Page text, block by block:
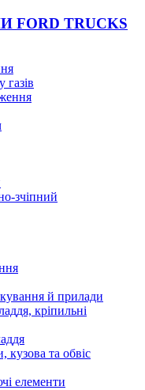
TRUCKS
газів
зчіпний
й прилади
кріпильні
кузова та обвіс
елементи